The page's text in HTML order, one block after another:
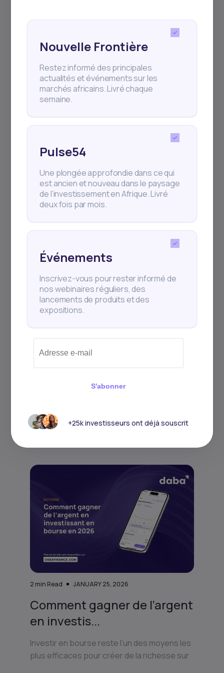
min Read MAY 5, 2026
Comment investir en Afrique
Comment Daba simplifie l’investissement en
Afrique pour la diaspora canadienne
min Read JANUARY 25, 2026
Comment gagner de l’argent
en investis...
incertain, les o
2 min Read JANUARY 25, 2026
Comment gagner de l’argent
en investis...
Investir en bourse reste l’un des moyens les
plus efficaces pour créer de la richesse sur
Nouvelle Frontière
Restez informé des principales
actualités et événements sur les
marchés africains. Livré chaque
semaine.
Pulse54
Une plongée approfondie dans ce qui
est ancien et nouveau dans le paysage
de l’investissement en Afrique. Livré
deux fois par mois.
Événements
Inscrivez-vous pour rester informé de
nos webinaires réguliers, des
lancements de produits et des
expositions.
S'abonner
+25k investisseurs ont déjà souscrit